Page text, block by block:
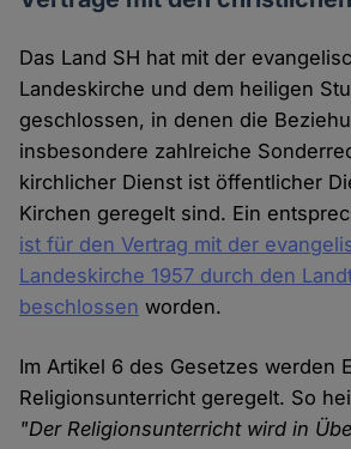
Das Land SH hat mit der
Landeskirche und dem heiligen
geschlossen, in denen die
insbesondere zahlreiche
kirchlicher Dienst ist öffentlicher
Kirchen geregelt sind. Ein
ist für den Vertrag mit der
Landeskirche 1957 durch den
beschlossen worden.
Im Artikel 6 des Gesetzes werden
Religionsunterricht geregelt. So
"Der Religionsunterricht wird in